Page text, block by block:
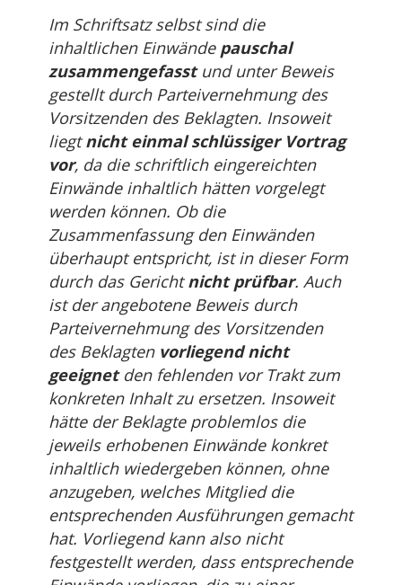
Im Schriftsatz selbst sind die
inhaltlichen Einwände pauschal
zusammengefasstund unter Beweis
gestellt durch Parteivernehmung des
Vorsitzenden des Beklagten. Insoweit
liegtnicht einmal schlüssiger Vortrag
vor, da die schriftlich eingereichten
Einwände inhaltlich hätten vorgelegt
werden können. Ob die
Zusammenfassung den Einwänden
überhaupt entspricht, ist in dieser Form
durch das Gerichtnicht prüfbar. Auch
ist der angebotene Beweis durch
Parteivernehmung des Vorsitzenden
des Beklagten vorliegend nicht
geeignetden fehlenden vor Trakt zum
konkreten Inhalt zu ersetzen. Insoweit
hätte der Beklagte problemlos die
jeweils erhobenen Einwände konkret
inhaltlich wiedergeben können, ohne
anzugeben, welches Mitglied die
entsprechenden Ausführungen gemacht
hat. Vorliegend kann also nicht
festgestellt werden, dass entsprechende